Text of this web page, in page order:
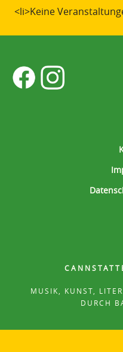
<li>Keine
MUSIK, KUNST,
DURCH